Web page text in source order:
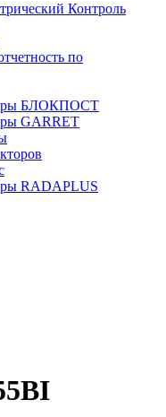
Контроль
по
БЛОКПОСТ
GARRET
RADAPLUS